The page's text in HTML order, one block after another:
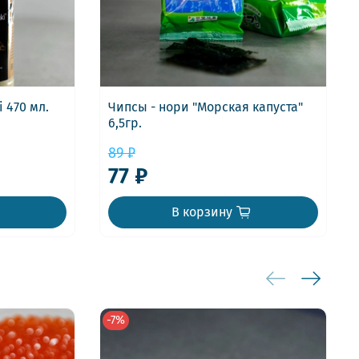
470 мл.
Чипсы - нори "Морская капуста"
6,5гр.
89 ₽
77 ₽
В корзину
-7%